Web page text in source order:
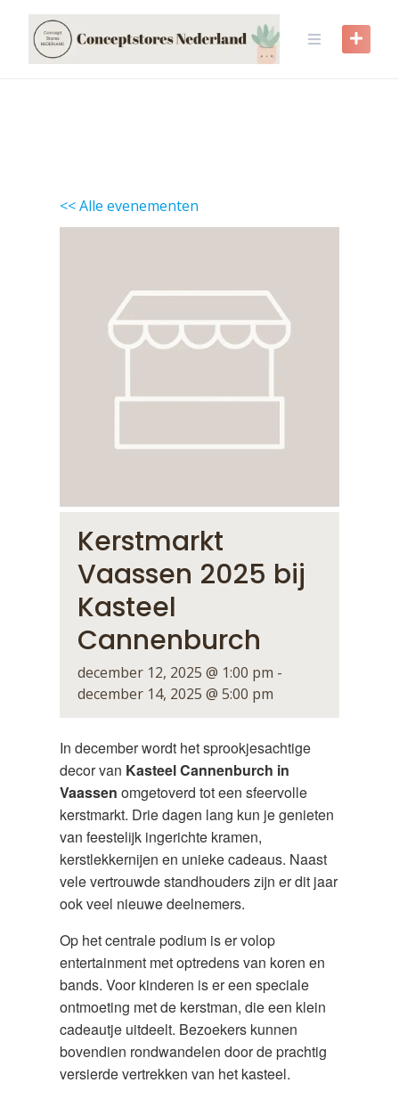
content
<< Alle evenementen
Kerstmarkt
Vaassen 2025 bij
Kasteel
Cannenburch
december 12, 2025 @ 1:00 pm -
december 14, 2025 @ 5:00 pm
In december wordt het sprookjesachtige
decor van Kasteel Cannenburch in
Vaassen omgetoverd tot een sfeervolle
kerstmarkt. Drie dagen lang kun je genieten
van feestelijk ingerichte kramen,
kerstlekkernijen en unieke cadeaus. Naast
vele vertrouwde standhouders zijn er dit jaar
ook veel nieuwe deelnemers.
Op het centrale podium is er volop
entertainment met optredens van koren en
bands. Voor kinderen is er een speciale
ontmoeting met de kerstman, die een klein
cadeautje uitdeelt. Bezoekers kunnen
bovendien rondwandelen door de prachtig
versierde vertrekken van het kasteel.